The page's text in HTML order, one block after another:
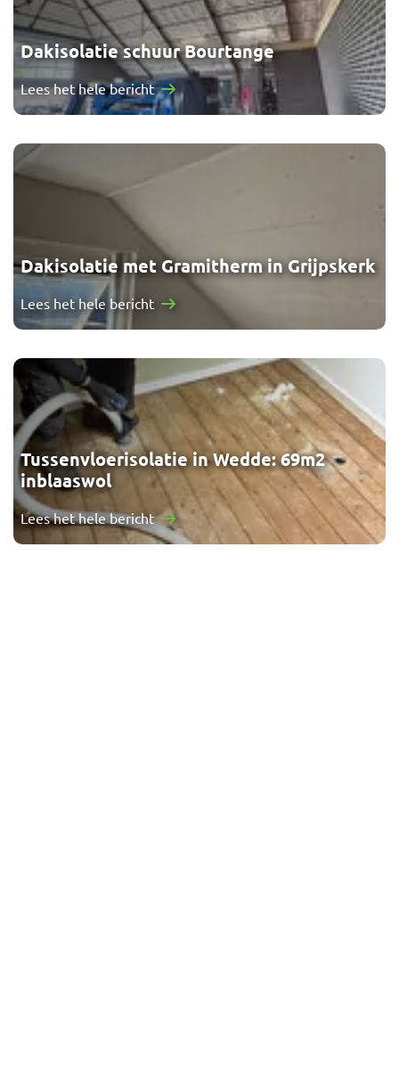
Dakisolatie schuur Bourtange
Lees het hele bericht
Dakisolatie met Gramitherm in Grijpskerk
Lees het hele bericht
Tussenvloerisolatie in Wedde: 69m2
inblaaswol
Lees het hele bericht